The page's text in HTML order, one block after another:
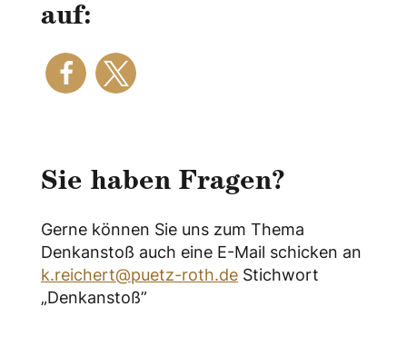
auf:
Sie haben Fragen?
Gerne können Sie uns zum Thema
Denkanstoß auch eine E-Mail schicken an
k.reichert@puetz-roth.de Stichwort
„Denkanstoß”